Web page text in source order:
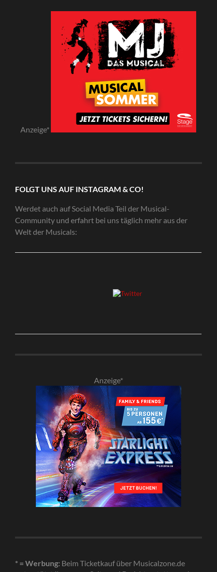
Anzeige*
FOLGT UNS AUF INSTAGRAM & CO!
Werdet auch auf Social Media Teil der Musical-
Community und erfahrt bei uns täglich mehr aus der
Welt der Musicals:
Anzeige*
* = Werbung: Beim Ticketkauf über Musicalzone.de